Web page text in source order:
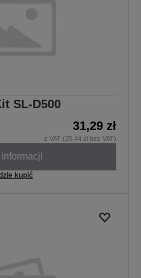
SL-D500
31,29 zł
z VAT (25,44 zł bez VAT)
kupić